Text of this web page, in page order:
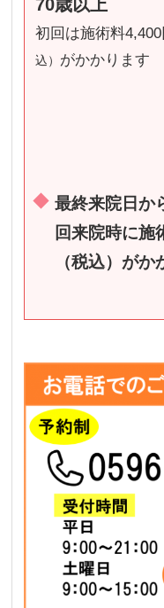
70歳以上
初回は施術料4,400
込） がかかります
最終来院日か
回来院時に施
（税込）がか